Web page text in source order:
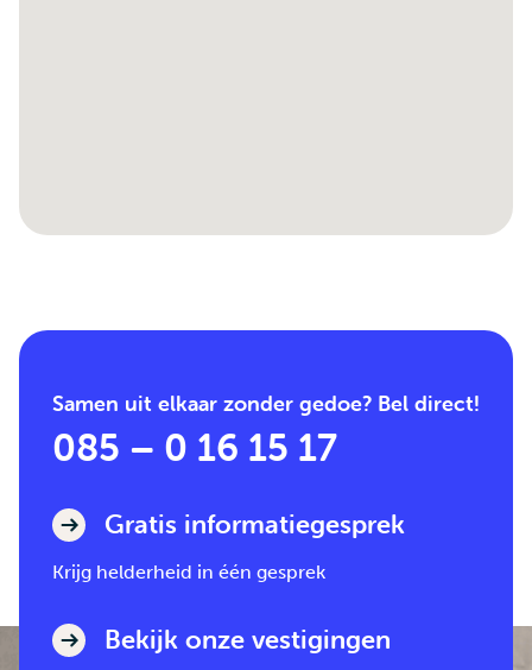
Samen uit elkaar zonder gedoe? Bel direct!
085 – 0 16 15 17
Gratis informatiegesprek
Krijg helderheid in één gesprek
Bekijk onze vestigingen